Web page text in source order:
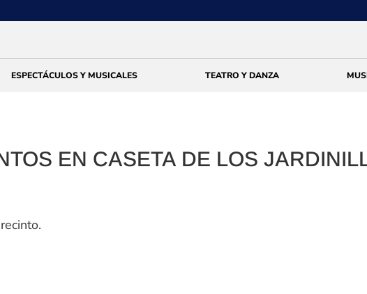
ESPECTÁCULOS Y MUSICALES TEATRO Y DANZA
EN CASETA DE LOS